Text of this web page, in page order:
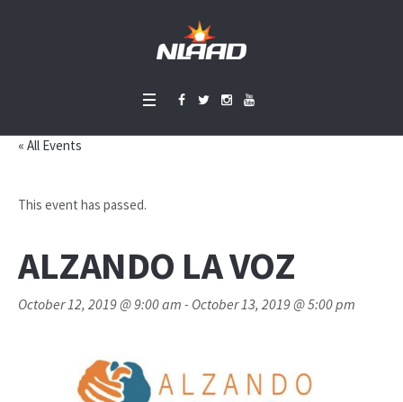
« All Events
This event has passed.
ALZANDO LA VOZ
October 12, 2019 @ 9:00 am - October 13, 2019 @ 5:00 pm